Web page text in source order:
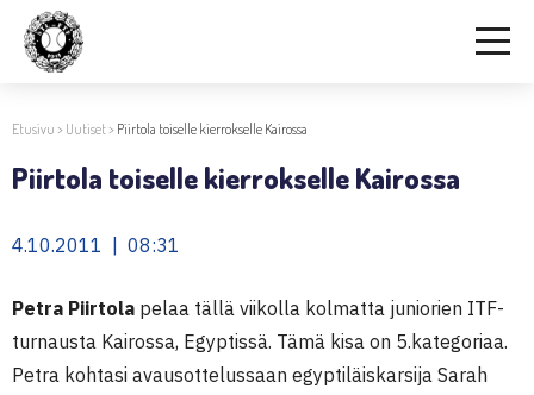
Etusivu > Uutiset> Piirtola toiselle kierrokselle Kairossa
Piirtola toiselle kierrokselle Kairossa
4.10.2011 | 08:31
Petra Piirtola pelaa tällä viikolla kolmatta juniorien ITF-
turnausta Kairossa, Egyptissä. Tämä kisa on 5.kategoriaa.
Petra kohtasi avausottelussaan egyptiläiskarsija Sarah